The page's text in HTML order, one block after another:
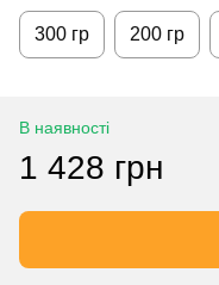
300 гр 200 гр
В наявності
1 428 грн